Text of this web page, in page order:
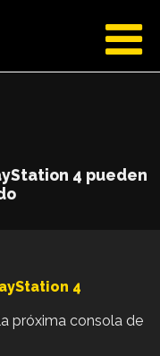
4 pueden
4
próxima consola de